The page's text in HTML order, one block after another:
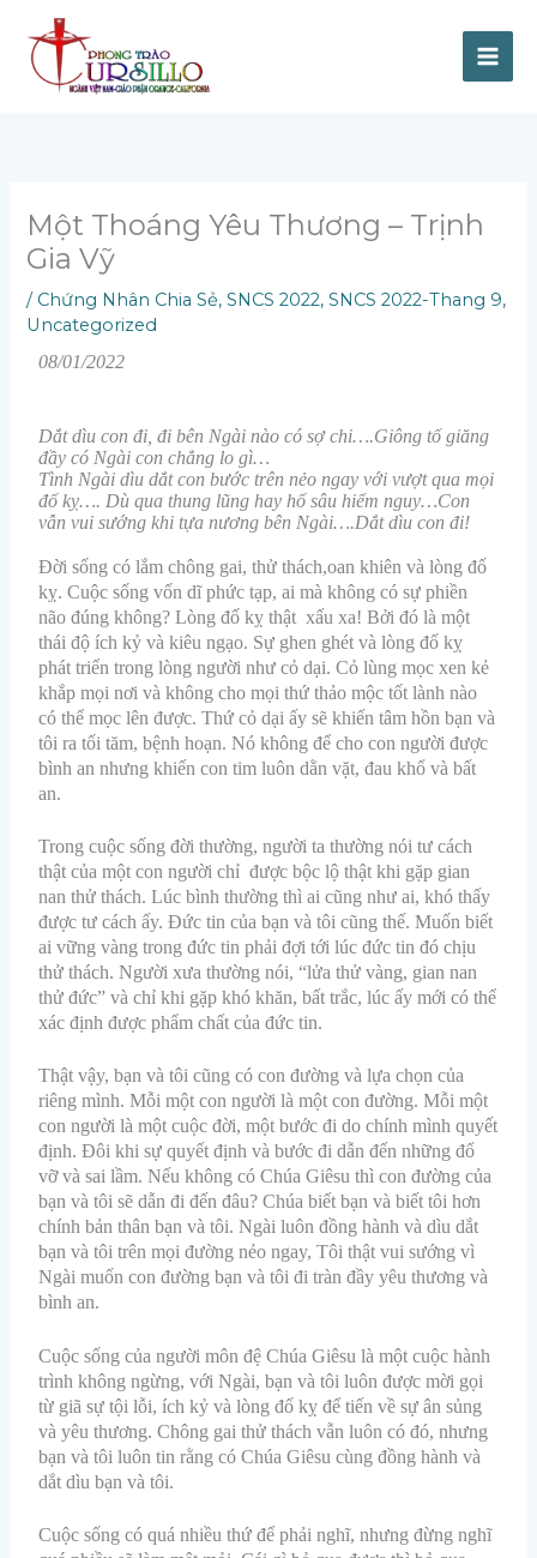
content
Một Thoáng Yêu Thương – Trịnh
Gia Vỹ
/ Chứng Nhân Chia Sẻ,SNCS 2022,SNCS 2022-Thang 9,
Uncategorized
08/01/2022
Dắt dìu con đi, đi bên Ngài nào có sợ chi….Giông tố giăng
đầy có Ngài con chẳng lo gì…
Tình Ngài dìu dắt con bước trên nẻo ngay với vượt qua mọi
đố kỵ…. Dù qua thung lũng hay hố sâu hiểm nguy…Con
vẫn vui sướng khi tựa nương bên Ngài….Dắt dìu con đi!
Đời sống có lắm chông gai, thử thách,oan khiên và lòng đố
kỵ. Cuộc sống vốn dĩ phức tạp, ai mà không có sự phiền
não đúng không? Lòng đố kỵ thật xấu xa! Bởi đó là một
thái độ ích kỷ và kiêu ngạo. Sự ghen ghét và lòng đố kỵ
phát triển trong lòng người như cỏ dại. Cỏ lùng mọc xen kẻ
khắp mọi nơi và không cho mọi thứ thảo mộc tốt lành nào
có thể mọc lên được. Thứ cỏ dại ấy sẽ khiến tâm hồn bạn và
tôi ra tối tăm, bệnh hoạn. Nó không để cho con người được
bình an nhưng khiến con tim luôn dằn vặt, đau khổ và bất
an.
Trong cuộc sống đời thường, người ta thường nói tư cách
thật của một con người chỉ được bộc lộ thật khi gặp gian
nan thử thách. Lúc bình thường thì ai cũng như ai, khó thấy
được tư cách ấy. Đức tin của bạn và tôi cũng thế. Muốn biết
ai vững vàng trong đức tin phải đợi tới lúc đức tin đó chịu
thử thách. Người xưa thường nói, “lửa thử vàng, gian nan
thử đức” và chỉ khi gặp khó khăn, bất trắc, lúc ấy mới có thể
xác định được phẩm chất của đức tin.
Thật vậy, bạn và tôi cũng có con đường và lựa chọn của
riêng mình. Mỗi một con người là một con đường. Mỗi một
con người là một cuộc đời, một bước đi do chính mình quyết
định. Đôi khi sự quyết định và bước đi dẫn đến những đổ
vỡ và sai lầm. Nếu không có Chúa Giêsu thì con đường của
bạn và tôi sẽ dẫn đi đến đâu? Chúa biết bạn và biết tôi hơn
chính bản thân bạn và tôi. Ngài luôn đồng hành và dìu dắt
bạn và tôi trên mọi đường nẻo ngay, Tôi thật vui sướng vì
Ngài muốn con đường bạn và tôi đi tràn đầy yêu thương và
bình an.
Cuộc sống của người môn đệ Chúa Giêsu là một cuộc hành
trình không ngừng, với Ngài, bạn và tôi luôn được mời gọi
từ giã sự tội lỗi, ích kỷ và lòng đố kỵ để tiến về sự ân sủng
và yêu thương. Chông gai thử thách vẫn luôn có đó, nhưng
bạn và tôi luôn tin rằng có Chúa Giêsu cùng đồng hành và
dắt dìu bạn và tôi.
Cuộc sống có quá nhiều thứ để phải nghĩ, nhưng đừng nghĩ